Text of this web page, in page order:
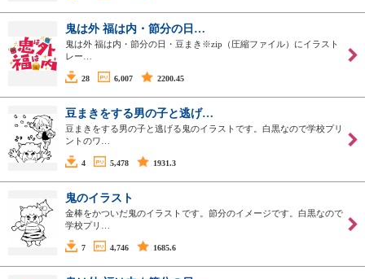
鬼は外 福は内・節分の日…
鬼は外 福は内・節分の日・豆まき※zip（圧縮ファイル）にイラスト
レー…
28 6,007 2200.45
豆まきをする男の子と逃げ…
豆まきをする男の子と逃げる鬼のイラストです。白黒なので学校プリ
ントのワ…
4 5,478 1931.3
鬼のイラスト
金棒をかついだ鬼のイラストです。節分のイメージです。白黒なので
学校プリ…
7 4,746 1685.6